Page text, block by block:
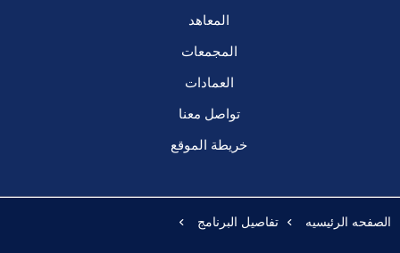
المعاهد
المجمعات
العمادات
تواصل معنا
خريطة الموقع
الصفحه الرئيسيه تفاصيل البرنامج